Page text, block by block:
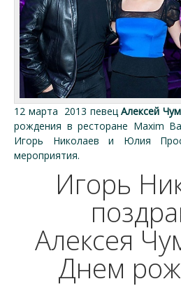
12 марта 2013 певецАлексей
рождения в ресторане Maxim
Игорь Николаев и Юлия
мероприятия.
Игорь
Алексея
Днем